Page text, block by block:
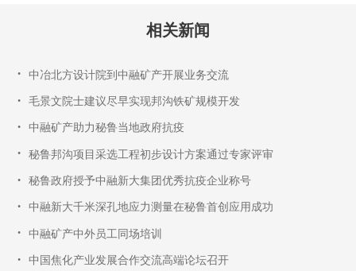
相关新闻
• 中冶北方设计院到中融矿产开展业务交流
• 毛景文院士建议尽早实现邦沟铁矿规模开发
• 中融矿产助力秘鲁当地政府抗疫
• 秘鲁邦沟项目采选工程初步设计方案通过专家评审
• 秘鲁政府授予中融新大集团优秀抗疫企业称号
• 中融新大千米深孔地应力测量在秘鲁首创应用成功
• 中融矿产中外员工同场培训
• 中国焦化产业发展合作交流高端论坛召开